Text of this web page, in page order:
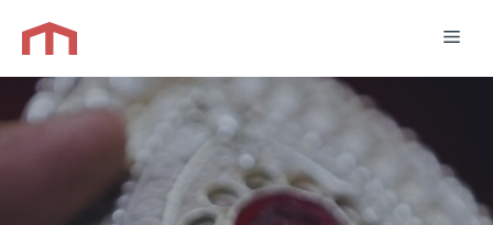
contenu